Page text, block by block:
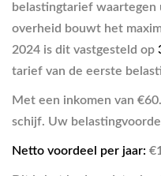
belastingtarief waartegen
overheid bouwt het
2024 is dit vastgesteld op
tarief van de eerste
Met een inkomen van
schijf. Uw
Netto voordeel per jaar: